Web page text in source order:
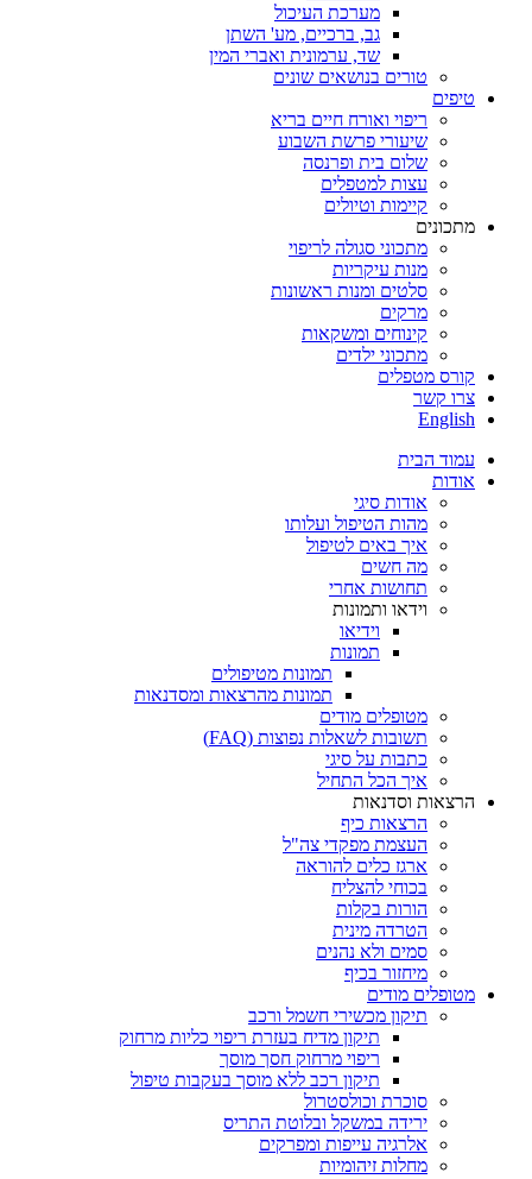
מערכת העיכול
גב, ברכיים, מע' השתן
שד, ערמונית ואברי המין
טורים בנושאים שונים
טיפים
ריפוי ואורח חיים בריא
שיעורי פרשת השבוע
שלום בית ופרנסה
עצות למטפלים
קיימות וטיולים
מתכונים
מתכוני סגולה לריפוי
מנות עיקריות
סלטים ומנות ראשונות
מרקים
קינוחים ומשקאות
מתכוני ילדים
קורס מטפלים
צרו קשר
English
עמוד הבית
אודות
אודות סיגי
מהות הטיפול ועלותו
איך באים לטיפול
מה חשים
תחושות אחרי
וידאו ותמונות
וידיאו
תמונות
תמונות מטיפולים
תמונות מהרצאות ומסדנאות
מטופלים מודים
תשובות לשאלות נפוצות (FAQ)
כתבות על סיגי
איך הכל התחיל
הרצאות וסדנאות
הרצאות כיף
העצמת מפקדי צה"ל
ארגז כלים להוראה
בכוחי להצליח
הורות בקלות
הטרדה מינית
סמים ולא נהנים
מיחזור בכיף
מטופלים מודים
תיקון מכשירי חשמל ורכב
תיקון מדיח בעזרת ריפוי כליות מרחוק
ריפוי מרחוק חסך מוסך
תיקון רכב ללא מוסך בעקבות טיפול
סוכרת וכולסטרול
ירידה במשקל ובלוטת התריס
אלרגיה עייפות ומפרקים
מחלות זיהומיות